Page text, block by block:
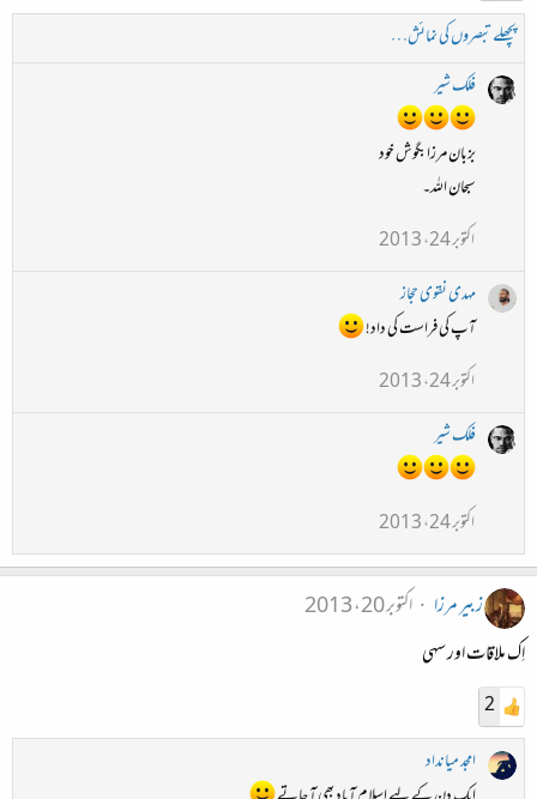
پچھلے تبصروں کی نمائش…
فلک شیر
بزبان مرزا بگوش خود
سبحان اللہ۔
اکتوبر 24، 2013
مہدی نقوی حجاز
آپ کی فراست کی داد!
اکتوبر 24، 2013
فلک شیر
اکتوبر 24، 2013
زبیر مرزا
اکتوبر 20، 2013
اِک ملاقات اور سہی
2
امجد میانداد